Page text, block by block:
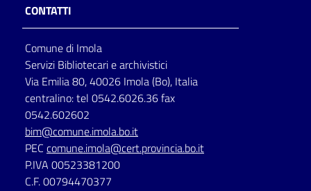
Seguici
su
CONTATTI
Comune di Imola
Servizi Bibliotecari e archivistici
Via Emilia 80, 40026 Imola (Bo), Italia
centralino: tel 0542.6026.36 fax
0542.602602
bim@comune.imola.bo.it
PEC comune.imola@cert.provincia.bo.it
P.IVA 00523381200
C.F. 00794470377